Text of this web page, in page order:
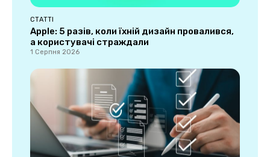
СТАТТІ
Apple: 5 разів, коли їхній дизайн провалився,
а користувачі страждали
1 Серпня 2026